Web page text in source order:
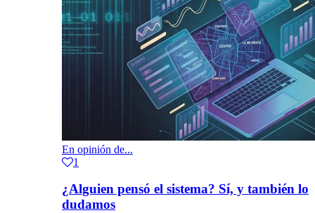
En opinión de...
1
¿Alguien pensó el sistema? Sí, y también lo
dudamos